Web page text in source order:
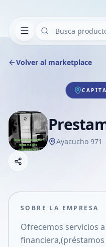
Volver al marketplace
Ayacucho 971
Compartir empresa
Compartir en X
SOBRE LA EMPRESA
Ofrecemos servicios